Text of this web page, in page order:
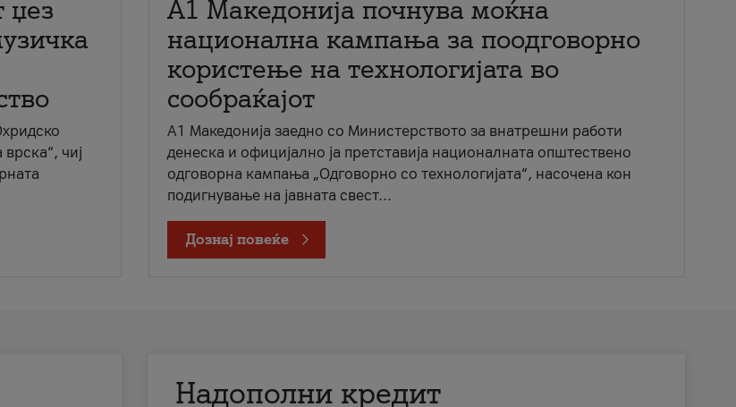
џез
чиј
A1 Македонија почнува моќна
национална кампања за поодговорно
користење на технологијата во
сообраќајот
A1 Македонија заедно со Министерството за внатрешни работи
денеска и официјално ја претставија националната општествено
одговорна кампања „Одговорно со технологијата“, насочена кон
подигнување на јавната свест...
Дознај повеќе
Надополни кредит